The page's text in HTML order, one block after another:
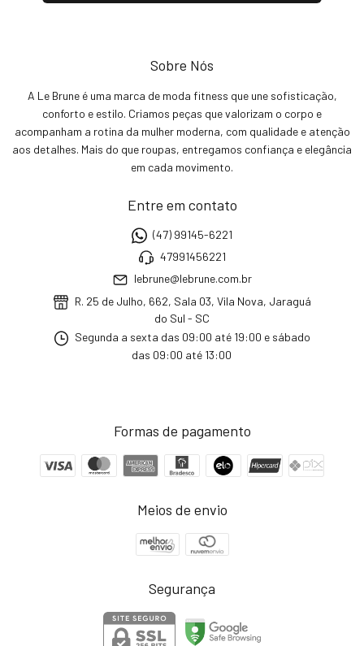
Sobre Nós
A Le Brune é uma marca de moda fitness que une sofisticação,
conforto e estilo. Criamos peças que valorizam o corpo e
acompanham a rotina da mulher moderna, com qualidade e atenção
aos detalhes. Mais do que roupas, entregamos confiança e elegância
em cada movimento.
Entre em contato
(47) 99145-6221
47991456221
lebrune@lebrune.com.br
R. 25 de Julho, 662, Sala 03, Vila Nova, Jaraguá
do Sul - SC
Segunda a sexta das 09:00 até 19:00 e sábado
das 09:00 até 13:00
Formas de pagamento
Meios de envio
Segurança